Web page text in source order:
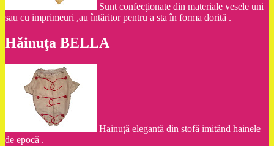
Sunt confecţionate din materiale vesele uni
sau cu imprimeuri ,au întăritor pentru a sta în forma dorită .
Hăinuţa BELLA
Hainuţă elegantă din stofă imitând hainele
de epocă .